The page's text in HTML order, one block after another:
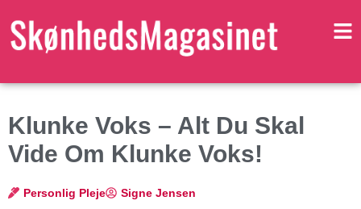
Klunke Voks – Alt Du Skal
Vide Om Klunke Voks!
Personlig Pleje Signe Jensen